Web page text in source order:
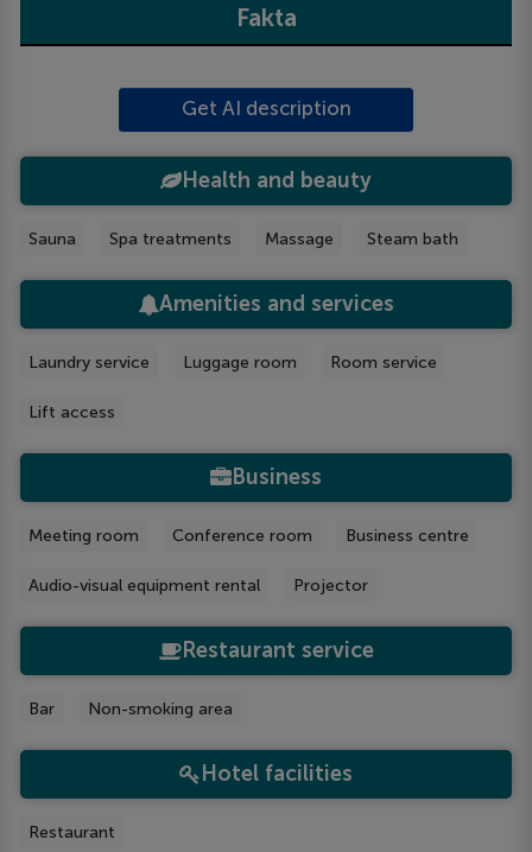
Fakta
Get AI description
Health and beauty
Sauna Spa treatments Massage Steam bath
Amenities and services
Laundry service Luggage room Room service
Lift access
Business
Meeting room Conference room Business centre
Audio-visual equipment rental Projector
Restaurant service
Bar Non-smoking area
Hotel facilities
Restaurant